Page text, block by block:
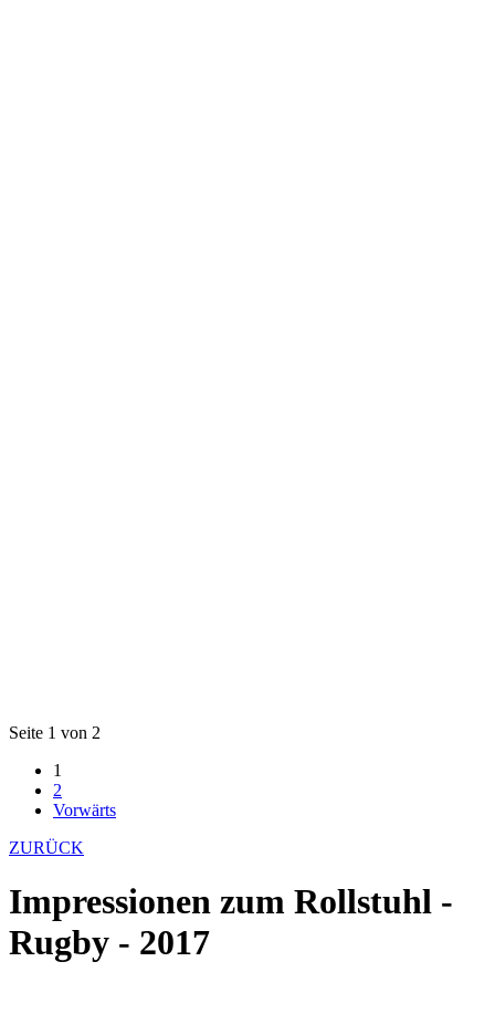
Seite 1 von 2
1
2
Vorwärts
ZURÜCK
Impressionen zum Rollstuhl -
Rugby - 2017